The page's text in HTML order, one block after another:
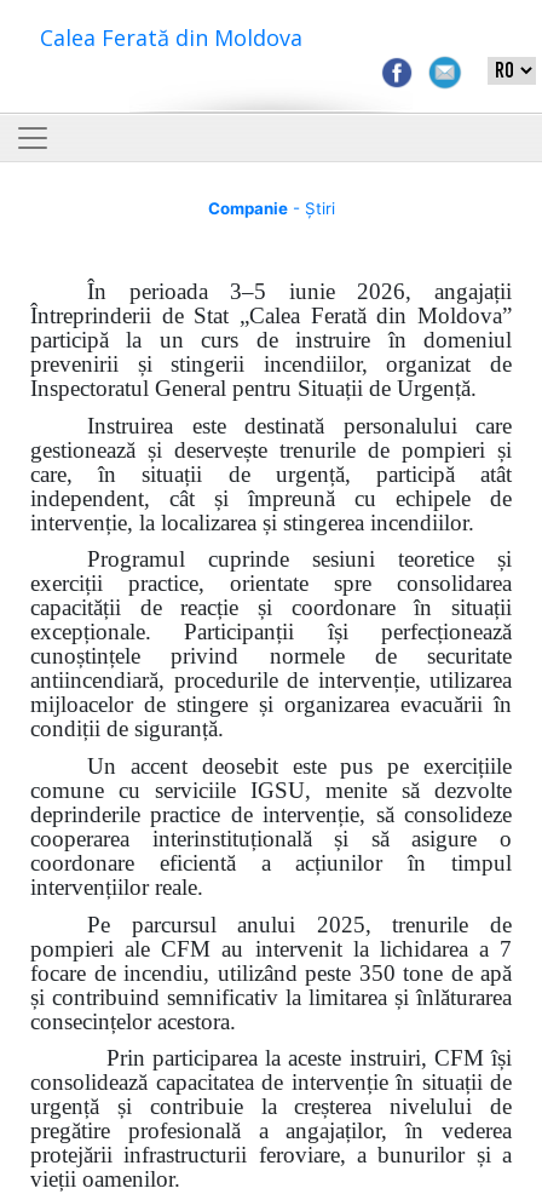
Calea Ferată din Moldova
Companie- Știri
În perioada 3–5 iunie 2026, angajații
Întreprinderii de Stat „Calea Ferată din Moldova”
participă la un curs de instruire în domeniul
prevenirii și stingerii incendiilor, organizat de
Inspectoratul General pentru Situații de Urgență.
Instruirea este destinată personalului care
gestionează și deservește trenurile de pompieri și
care, în situații de urgență, participă atât
independent, cât și împreună cu echipele de
intervenție, la localizarea și stingerea incendiilor.
Programul cuprinde sesiuni teoretice și
exerciții practice, orientate spre consolidarea
capacității de reacție și coordonare în situații
excepționale. Participanții își perfecționează
cunoștințele privind normele de securitate
antiincendiară, procedurile de intervenție, utilizarea
mijloacelor de stingere și organizarea evacuării în
condiții de siguranță.
Un accent deosebit este pus pe exercițiile
comune cu serviciile IGSU, menite să dezvolte
deprinderile practice de intervenție, să consolideze
cooperarea interinstituțională și să asigure o
coordonare eficientă a acțiunilor în timpul
intervențiilor reale.
Pe parcursul anului 2025, trenurile de
pompieri ale CFM au intervenit la lichidarea a 7
focare de incendiu, utilizând peste 350 tone de apă
și contribuind semnificativ la limitarea și înlăturarea
consecințelor acestora.
Prin participarea la aceste instruiri, CFM își
consolidează capacitatea de intervenție în situații de
urgență și contribuie la creșterea nivelului de
pregătire profesională a angajaților, în vederea
protejării infrastructurii feroviare, a bunurilor și a
vieții oamenilor.